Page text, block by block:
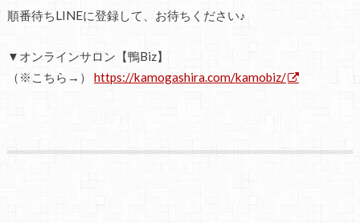
順番待ちLINEに登録して、お待ちください♪
▼オンラインサロン【鴨Biz】
（※こちら→） https://kamogashira.com/kamobiz/